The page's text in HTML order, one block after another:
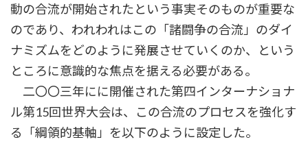
動の合流が開始されたという事実そのものが重要な
のであり、われわれはこの「諸闘争の合流」のダイ
ナミズムをどのように発展させていくのか、という
ところに意識的な焦点を据える必要がある。
二〇〇三年にに開催された第四インターナショナ
ル第15回世界大会は、この合流のプロセスを強化す
る「綱領的基軸」を以下のように設定した。